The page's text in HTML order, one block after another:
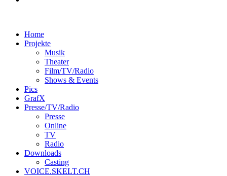
Home
Projekte
Musik
Theater
Film/TV/Radio
Shows & Events
Pics
GrafX
Presse/TV/Radio
Presse
Online
TV
Radio
Downloads
Casting
VOICE.SKELT.CH